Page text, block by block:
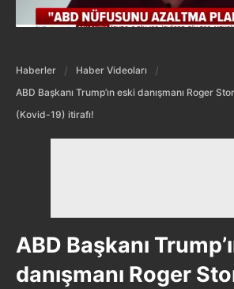
Haberler
Haber Videoları
ABD Başkanı Trump’ın eski danışmanı Roger
(Kovid-19) itirafı!
ABD Başkanı
danışmanı Roger